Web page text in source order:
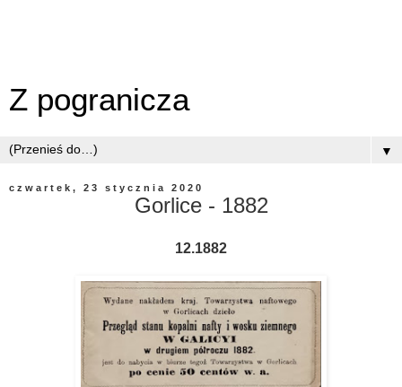
Z pogranicza
▼
czwartek, 23 stycznia 2020
Gorlice - 1882
12.1882